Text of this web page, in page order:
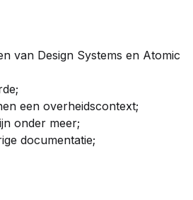
van Design Systems en Atomic
een overheidscontext;
onder meer;
documentatie;